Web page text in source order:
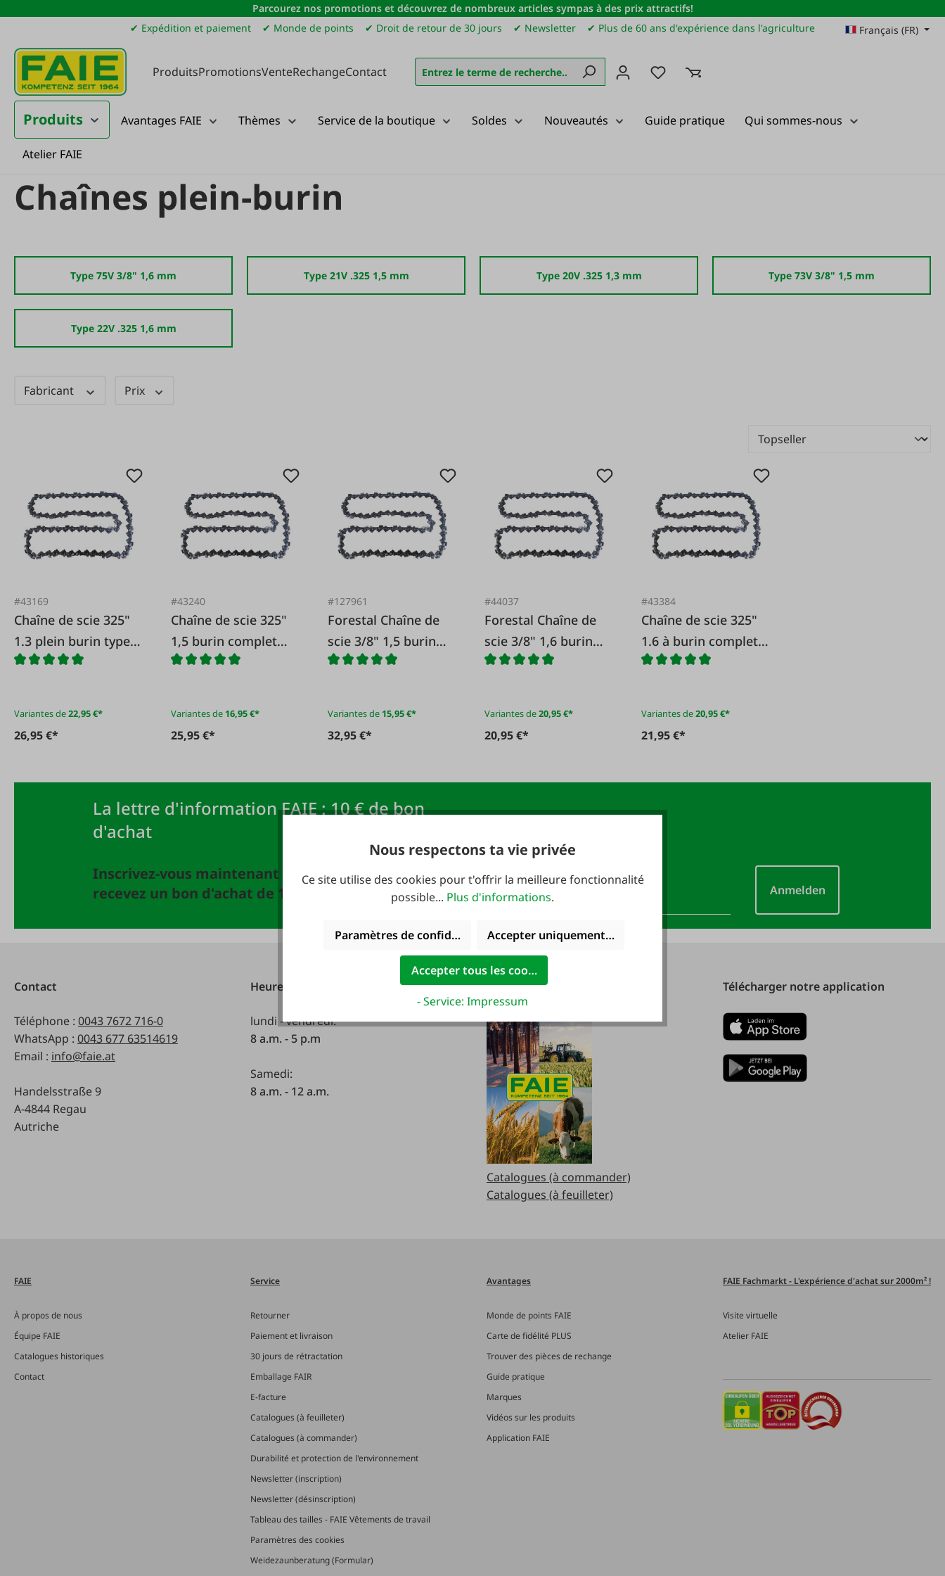
au contenu principal
Passer à la recherche
Passer à la navigation principale
Parcourez nos promotions et découvrez de nombreux articles sympas à des prix attractifs!
✔ Expédition et paiement
✔ Monde de points ✔ Droit de retour de 30 jours ✔ Newsletter ✔ Plus de 60 ans d'expérience dans l'agriculture Français (FR)
ProduitsPromotionsVenteRechangeContact Vous avez 0 articles dans votre liste de souhaits
Produits Avantages FAIE Thèmes Service de la boutique Soldes Nouveautés Guide pratique Qui sommes-nous
Atelier FAIE
Produits Foresterie
Chaînes plein-burin
Type 75V 3/8" 1,6 mm Type 21V .325 1,5 mm Type 20V .325 1,3 mm Type 73V 3/8" 1,5 mm
Type 22V .325 1,6 mm
Fabricant Prix
#43169
Chaîne de scie 325"
1.3 plein burin type
20
Variantes de22,95 €*
26,95 €*
#43240
Chaîne de scie 325"
1,5 burin complet
type 21
Variantes de 16,95 €*
25,95 €*
#127961
Forestal Chaîne de
scie 3/8" 1,5 burin
complet type 73
Variantes de 15,95 €*
32,95 €*
#44037
Forestal Chaîne de
scie 3/8" 1,6 burin
complet type 75
Variantes de20,95 €*
20,95 €*
#43384
Chaîne de scie 325"
1.6 à burin complet
type 22
Variantes de20,95 €*
21,95 €*
La lettre d'information FAIE : 10 € de bon
d'achat
Inscrivez-vous maintenant à la newsletter FAIE et
recevez un bon d'achat de 10 EUR !
Adresse e-mail *
Anmelden
Contact
Téléphone : 0043 7672 716-0
WhatsApp : 0043 677 63514619
Email : info@faie.at
Handelsstraße 9
A-4844 Regau
Autriche
Heures d'ouverture:
lundi - vendredi:
8 a.m. - 5 p.m
Samedi:
8 a.m. - 12 a.m.
Catalogues
Catalogues (à commander)
Catalogues (à feuilleter)
Télécharger notre application
FAIE
À propos de nous
Équipe FAIE
Catalogues historiques
Contact
Service
Retourner
Paiement et livraison
30 jours de rétractation
Emballage FAIR
E-facture
Catalogues (à feuilleter)
Catalogues (à commander)
Durabilité et protection de l'environnement
Newsletter (inscription)
Newsletter (désinscription)
Tableau des tailles - FAIE Vêtements de travail
Paramètres des cookies
Weidezaunberatung (Formular)
Avantages
Monde de points FAIE
Carte de fidélité PLUS
Trouver des pièces de rechange
Guide pratique
Marques
Vidéos sur les produits
Application FAIE
FAIE Fachmarkt - L'expérience d'achat sur 2000m² !
Visite virtuelle
Atelier FAIE
Nous respectons ta vie privée
Ce site utilise des cookies pour t'offrir la meilleure fonctionnalité
possible... Plus d'informations.
Paramètres de confidentialitéAccepter uniquement les cookies fonctionnels
Accepter tous les cookies
- Service: Impressum